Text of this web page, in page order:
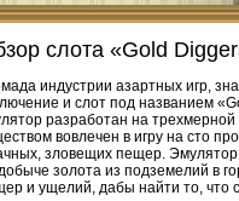
слота «Gold
индустрии азартных игр,
и слот под названием
разработан на
вовлечен в игру на сто
зловещих пещер. Эмулятор
золота из подземелий в
и ущелий, дабы найти то, что